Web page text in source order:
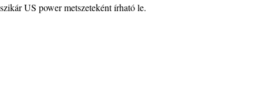
szikár US power metszeteként írható le.